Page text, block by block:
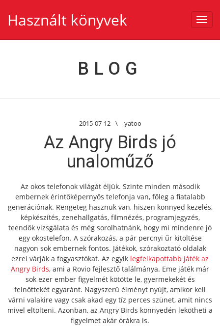
Használt könyvek
BLOG
2015-07-12 \ yatoo
Az Angry Birds jó
unaloműző
Az okos telefonok világát éljük. Szinte minden második
embernek érintőképernyős telefonja van, főleg a fiatalabb
generációnak. Rengeteg hasznuk van, hiszen könnyed kezelés,
képkészítés, zenehallgatás, filmnézés, programjegyzés,
teendők vizsgálata és még sorolhatnánk, hogy mi mindenre jó
egy okostelefon. A szórakozás, a pár percnyi űr kitöltése
nagyon sok embernek fontos. Játékok, szórakoztató oldalak
ezrei várják a fogyasztókat. Az egyik legfelkapottabb játék az
Angry Birds, ami a Rovio fejlesztő találmánya. Eme játék már
sok ezer ember figyelmét kötötte le, gyermekekét és
felnőttekét egyaránt. Nagyszerű élményt nyújt, amikor kell
várni valakire vagy csak akad egy tíz perces szünet, amit nincs
mivel eltölteni. Azonban, az Angry Birds könnyedén lekötheti a
figyelmet akár órákra is.